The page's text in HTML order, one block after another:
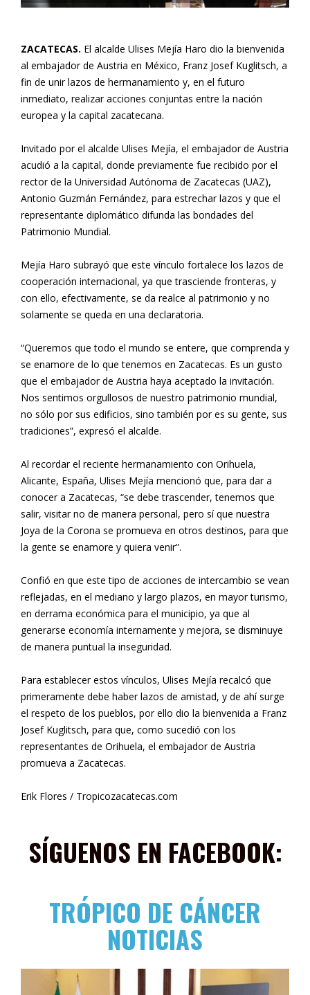
ZACATECAS. El alcalde Ulises Mejía Haro dio la bienvenida
al embajador de Austria en México, Franz Josef Kuglitsch, a
fin de unir lazos de hermanamiento y, en el futuro
inmediato, realizar acciones conjuntas entre la nación
europea y la capital zacatecana.
Invitado por el alcalde Ulises Mejía, el embajador de Austria
acudió a la capital, donde previamente fue recibido por el
rector de la Universidad Autónoma de Zacatecas (UAZ),
Antonio Guzmán Fernández, para estrechar lazos y que el
representante diplomático difunda las bondades del
Patrimonio Mundial.
Mejía Haro subrayó que este vínculo fortalece los lazos de
cooperación internacional, ya que trasciende fronteras, y
con ello, efectivamente, se da realce al patrimonio y no
solamente se queda en una declaratoria.
“Queremos que todo el mundo se entere, que comprenda y
se enamore de lo que tenemos en Zacatecas. Es un gusto
que el embajador de Austria haya aceptado la invitación.
Nos sentimos orgullosos de nuestro patrimonio mundial,
no sólo por sus edificios, sino también por es su gente, sus
tradiciones”, expresó el alcalde.
Al recordar el reciente hermanamiento con Orihuela,
Alicante, España, Ulises Mejía mencionó que, para dar a
conocer a Zacatecas, “se debe trascender, tenemos que
salir, visitar no de manera personal, pero sí que nuestra
Joya de la Corona se promueva en otros destinos, para que
la gente se enamore y quiera venir”.
Confió en que este tipo de acciones de intercambio se vean
reflejadas, en el mediano y largo plazos, en mayor turismo,
en derrama económica para el municipio, ya que al
generarse economía internamente y mejora, se disminuye
de manera puntual la inseguridad.
Para establecer estos vínculos, Ulises Mejía recalcó que
primeramente debe haber lazos de amistad, y de ahí surge
el respeto de los pueblos, por ello dio la bienvenida a Franz
Josef Kuglitsch, para que, como sucedió con los
representantes de Orihuela, el embajador de Austria
promueva a Zacatecas.
Erik Flores / Tropicozacatecas.com
SÍGUENOS EN FACEBOOK:
TRÓPICO DE CÁNCER
NOTICIAS